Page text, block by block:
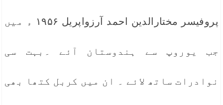
پروفیسر مختارالدین احمد آرزواپریل ۱۹۵۶ ء میں
جب یوروپ سے ہندوستان آئے ۔بہت سی
نوادرات ساتھ لائے ۔ ان میں کربل کتھا بھی